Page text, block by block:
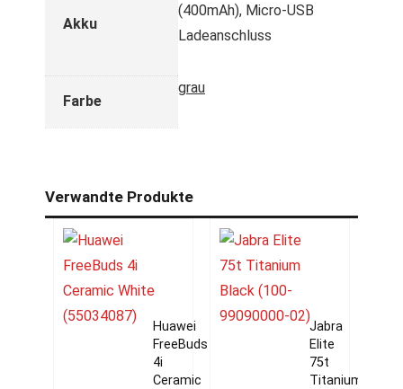
Akku
(400mAh), Micro-USB
Ladeanschluss
Farbe
grau
Verwandte Produkte
Huawei
FreeBuds
4i
Ceramic
Jabra
Elite
75t
Titanium